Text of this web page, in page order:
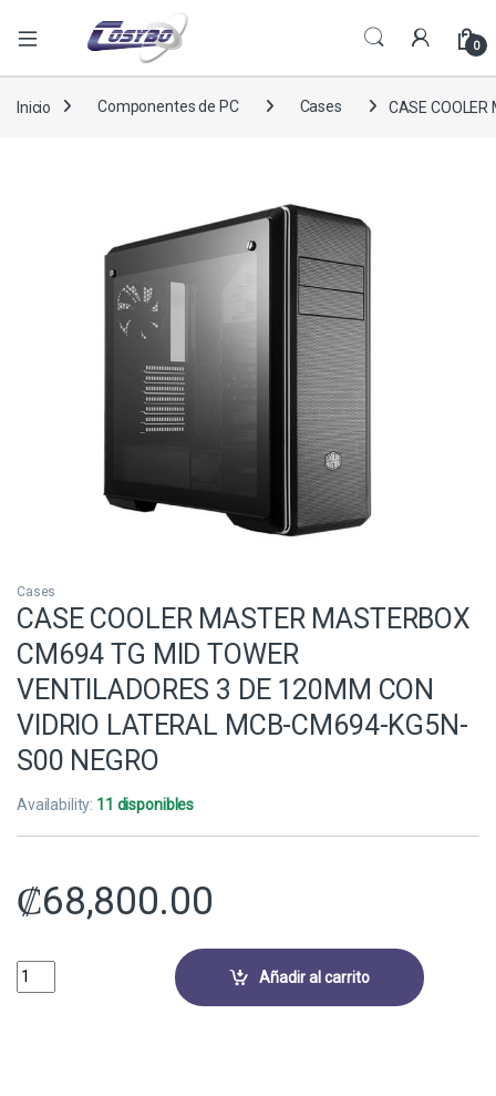
0
Inicio Componentes de PC Cases CASE
Cases
CASE COOLER MASTER MASTERBOX
CM694 TG MID TOWER
VENTILADORES 3 DE 120MM CON
VIDRIO LATERAL MCB-CM694-KG5N-
S00 NEGRO
Availability: 11 disponibles
₡68,800.00
CASE COOLER MASTER MASTERBOX CM694 TG MID TOWER
Añadir al carrito